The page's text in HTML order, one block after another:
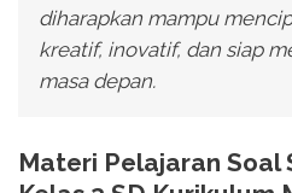
diharapkan mampu
kreatif, inovatif, dan siap
masa depan.
Materi Pelajaran Soal